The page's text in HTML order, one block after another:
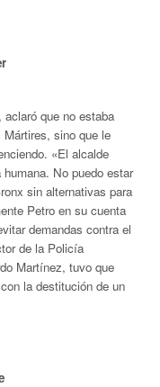
que no estaba
sino que le
«El alcalde
No puedo estar
sin alternativas para
Petro en su cuenta
demandas contra el
de la Policía
Martínez, tuvo que
la destitución de un